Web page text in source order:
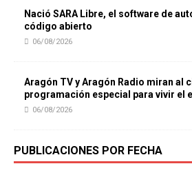
Nació SARA Libre, el software de
código abierto
06/08/2026
Aragón TV y Aragón Radio miran al
programación especial para vivir el
06/08/2026
PUBLICACIONES POR FECHA